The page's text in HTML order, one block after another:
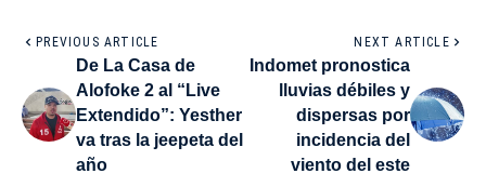
PREVIOUS ARTICLE
De La Casa de
Alofoke 2 al “Live
Extendido”: Yesther
va tras la jeepeta del
año
NEXT ARTICLE
Indomet pronostica
lluvias débiles y
dispersas por
incidencia del
viento del este